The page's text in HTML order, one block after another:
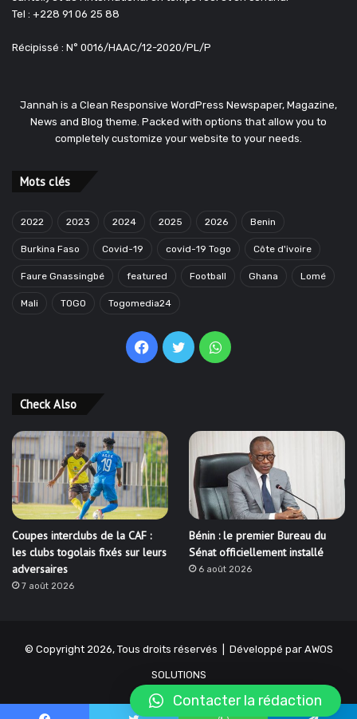
Tel : +228 91 06 25 88
Récipissé : N° 0016/HAAC/12-2020/PL/P
Jannah is a Clean Responsive WordPress Newspaper, Magazine,
News and Blog theme. Packed with options that allow you to
completely customize your website to your needs.
Mots clés
2022 2023 2024 2025 2026 Benin
Burkina Faso Covid-19 covid-19 Togo Côte d'ivoire
Faure Gnassingbé featured Football Ghana Lomé
Mali TOGO Togomedia24
Facebook
TwitterWhatsApp
Check Also
Coupes interclubs de la CAF :
les clubs togolais fixés sur leurs
adversaires
7 août 2026
Bénin : le premier Bureau du
Sénat officiellement installé
6 août 2026
© Copyright 2026, Tous droits réservés | Développé par AWOS
SOLUTIONS
Contacter la rédaction